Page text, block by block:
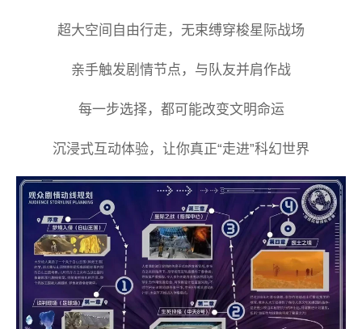
超大空间自由行走，无束缚穿梭星际战场
亲手触发剧情节点，与队友并肩作战
每一步选择，都可能改变文明命运
沉浸式互动体验，让你真正“走进”科幻世界